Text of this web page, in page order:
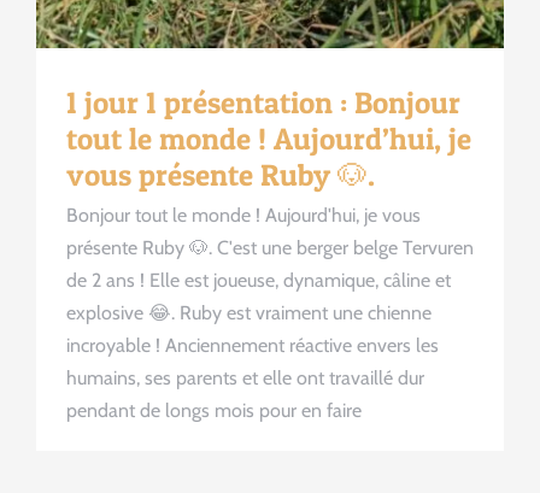
1 jour 1 présentation : Bonjour
tout le monde ! Aujourd’hui, je
vous présente Ruby 🐶.
Bonjour tout le monde ! Aujourd'hui, je vous
présente Ruby 🐶. C'est une berger belge Tervuren
de 2 ans ! Elle est joueuse, dynamique, câline et
explosive 😂. Ruby est vraiment une chienne
incroyable ! Anciennement réactive envers les
humains, ses parents et elle ont travaillé dur
pendant de longs mois pour en faire